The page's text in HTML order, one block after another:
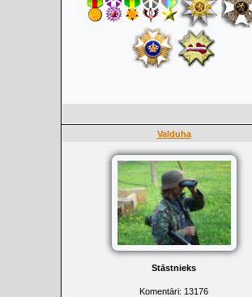
Valduha
Stāstnieks
Komentāri: 13176